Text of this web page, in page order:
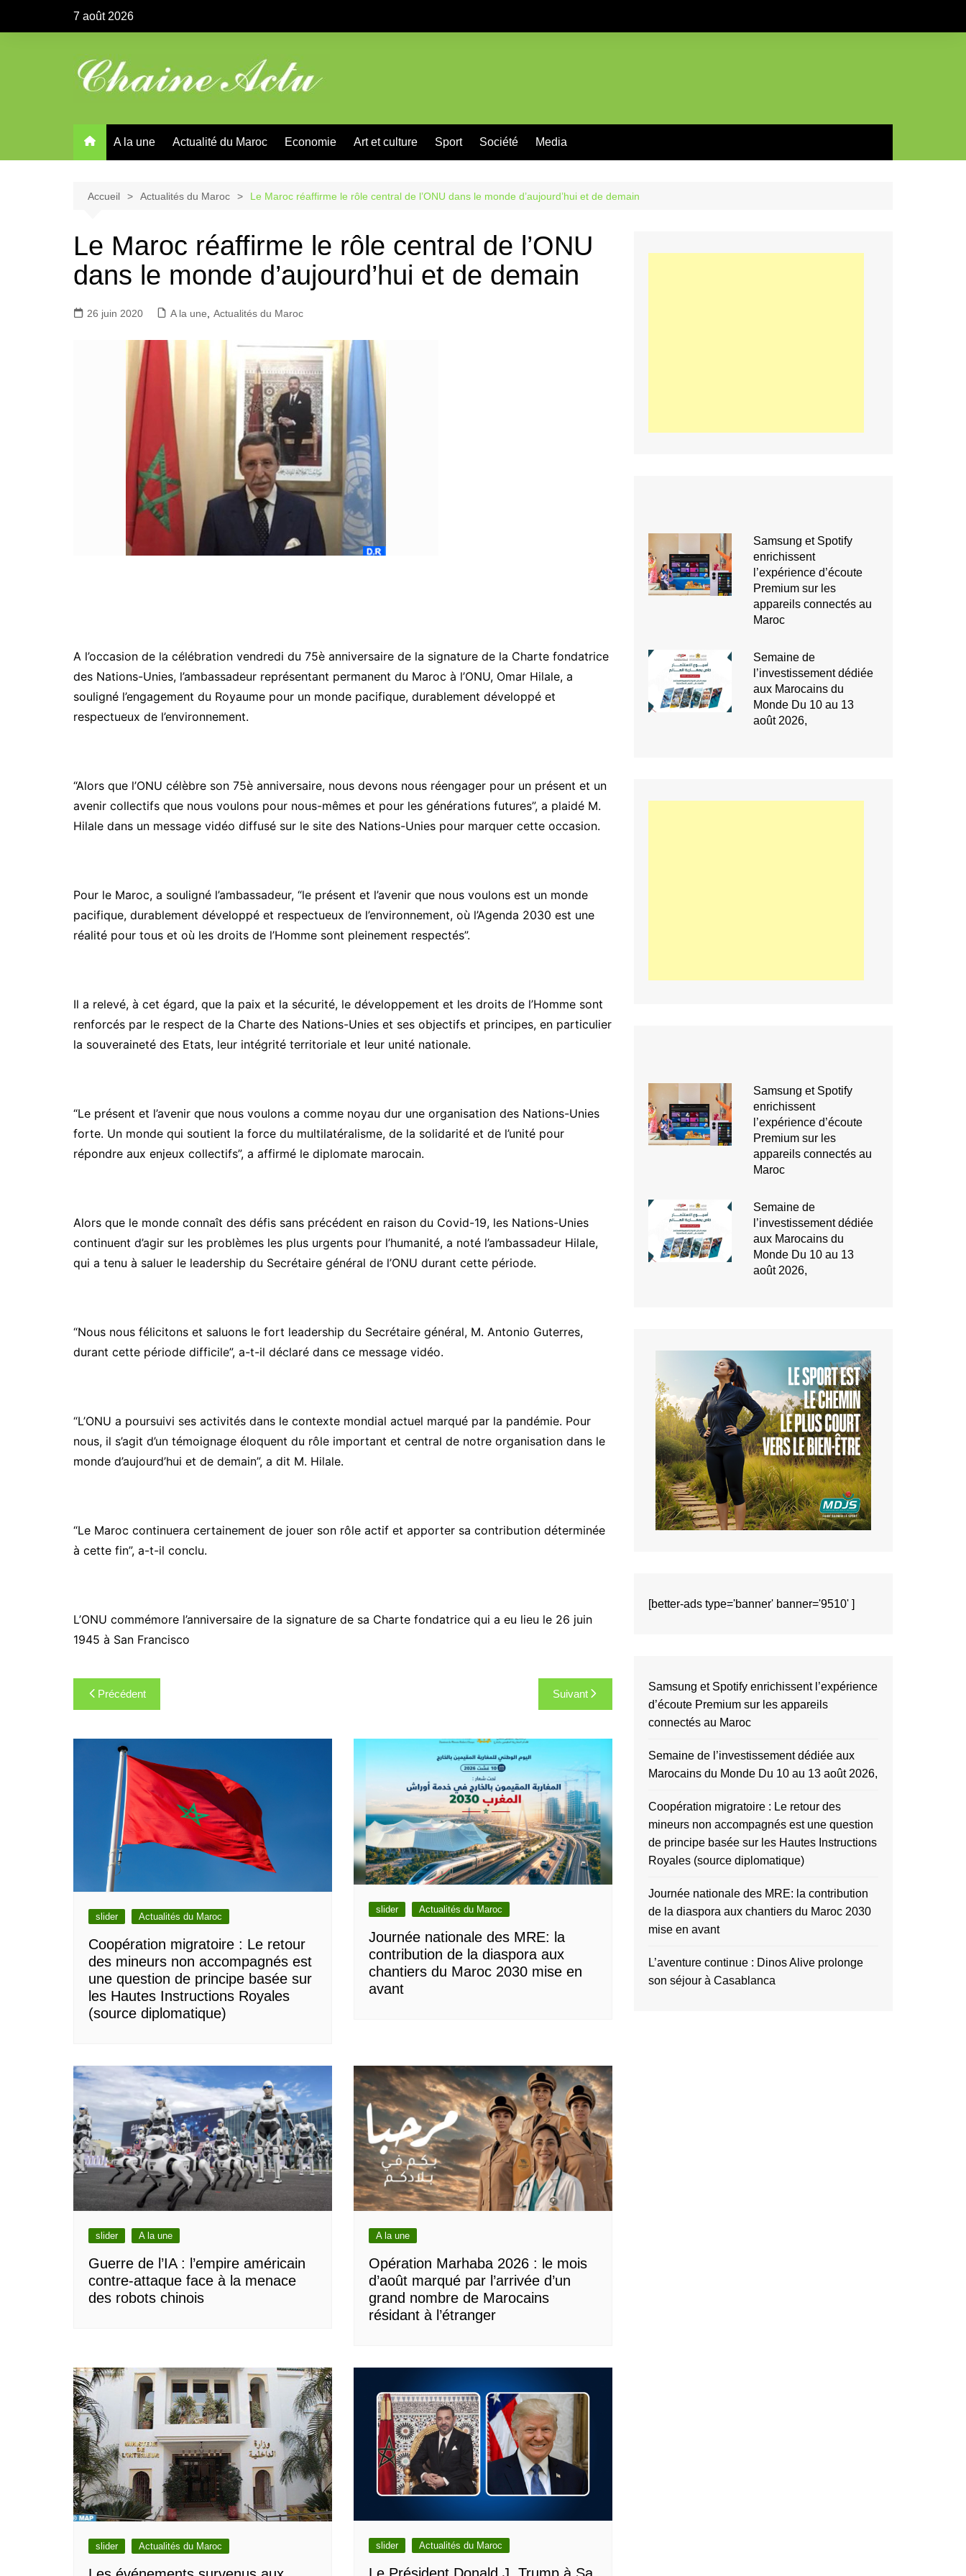
7 août 2026
A la une Actualité du Maroc Economie Art et culture Sport Société Media
Accueil Actualités du Maroc Le Maroc réaffirme le rôle central de l’ONU dans le monde d’aujourd’hui et de demain
Le Maroc réaffirme le rôle central de l’ONU
dans le monde d’aujourd’hui et de demain
26 juin 2020 A la une Actualités du Maroc
A l’occasion de la célébration vendredi du 75è anniversaire de la signature de la Charte fondatrice
des Nations-Unies, l’ambassadeur représentant permanent du Maroc à l’ONU, Omar Hilale, a
souligné l’engagement du Royaume pour un monde pacifique, durablement développé et
respectueux de l’environnement.
“Alors que l’ONU célèbre son 75è anniversaire, nous devons nous réengager pour un présent et un
avenir collectifs que nous voulons pour nous-mêmes et pour les générations futures”, a plaidé M.
Hilale dans un message vidéo diffusé sur le site des Nations-Unies pour marquer cette occasion.
Pour le Maroc, a souligné l’ambassadeur, “le présent et l’avenir que nous voulons est un monde
pacifique, durablement développé et respectueux de l’environnement, où l’Agenda 2030 est une
réalité pour tous et où les droits de l’Homme sont pleinement respectés”.
Il a relevé, à cet égard, que la paix et la sécurité, le développement et les droits de l’Homme sont
renforcés par le respect de la Charte des Nations-Unies et ses objectifs et principes, en particulier
la souveraineté des Etats, leur intégrité territoriale et leur unité nationale.
“Le présent et l’avenir que nous voulons a comme noyau dur une organisation des Nations-Unies
forte. Un monde qui soutient la force du multilatéralisme, de la solidarité et de l’unité pour
répondre aux enjeux collectifs”, a affirmé le diplomate marocain.
Alors que le monde connaît des défis sans précédent en raison du Covid-19, les Nations-Unies
continuent d’agir sur les problèmes les plus urgents pour l’humanité, a noté l’ambassadeur Hilale,
qui a tenu à saluer le leadership du Secrétaire général de l’ONU durant cette période.
“Nous nous félicitons et saluons le fort leadership du Secrétaire général, M. Antonio Guterres,
durant cette période difficile”, a-t-il déclaré dans ce message vidéo.
“L’ONU a poursuivi ses activités dans le contexte mondial actuel marqué par la pandémie. Pour
nous, il s’agit d’un témoignage éloquent du rôle important et central de notre organisation dans le
monde d’aujourd’hui et de demain”, a dit M. Hilale.
“Le Maroc continuera certainement de jouer son rôle actif et apporter sa contribution déterminée
à cette fin”, a-t-il conclu.
L’ONU commémore l’anniversaire de la signature de sa Charte fondatrice qui a eu lieu le 26 juin
1945 à San Francisco
Navigation
de
l’article
Précédent Suivant
slider Actualités du Maroc
Coopération migratoire : Le retour
des mineurs non accompagnés est
une question de principe basée sur
les Hautes Instructions Royales
(source diplomatique)
slider Actualités du Maroc
Journée nationale des MRE: la
contribution de la diaspora aux
chantiers du Maroc 2030 mise en
avant
slider A la une
Guerre de l’IA : l’empire américain
contre-attaque face à la menace
des robots chinois
A la une
Opération Marhaba 2026 : le mois
d’août marqué par l’arrivée d’un
grand nombre de Marocains
résidant à l’étranger
slider Actualités du Maroc slider Actualités du Maroc
Samsung et Spotify
enrichissent
l’expérience d’écoute
Premium sur les
appareils connectés au
Maroc
Semaine de
l’investissement dédiée
aux Marocains du
Monde Du 10 au 13
août 2026,
Samsung et Spotify
enrichissent
l’expérience d’écoute
Premium sur les
appareils connectés au
Maroc
Semaine de
l’investissement dédiée
aux Marocains du
Monde Du 10 au 13
août 2026,
[better-ads type='banner' banner='9510' ]
Samsung et Spotify enrichissent l’expérience
d’écoute Premium sur les appareils
connectés au Maroc
Semaine de l’investissement dédiée aux
Marocains du Monde Du 10 au 13 août 2026,
Coopération migratoire : Le retour des
mineurs non accompagnés est une question
de principe basée sur les Hautes Instructions
Royales (source diplomatique)
Journée nationale des MRE: la contribution
de la diaspora aux chantiers du Maroc 2030
mise en avant
L’aventure continue : Dinos Alive prolonge
son séjour à Casablanca